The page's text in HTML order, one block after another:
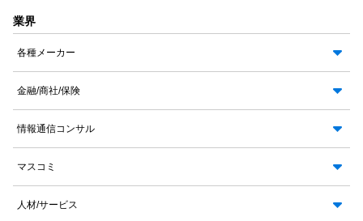
業界
各種メーカー
金融/商社/保険
情報通信コンサル
マスコミ
人材/サービス